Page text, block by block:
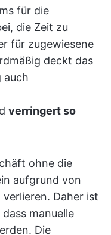
für die
die Zeit zu
für zugewiesene
deckt das
auch
verringert so
ohne die
aufgrund von
Daher ist
manuelle
Die